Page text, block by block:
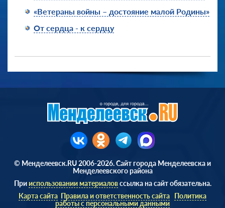
«Ветераны войны – достояние малой Родины»
От сердца - к сердцу
© Менделеевск.RU 2006-2026. Сайт города Менделеевска и
Менделеевского района
Прииспользовании материаловссылка на сайт обязательна.
Карта сайта Правила и ответственность сайта Политика
работы с персональными данными